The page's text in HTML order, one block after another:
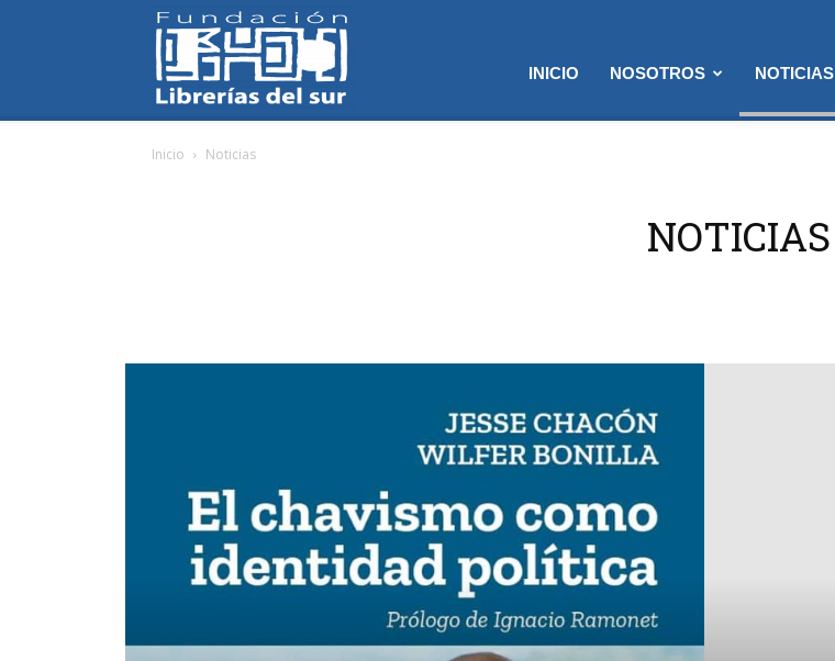
INICIO NOSOTROS NOTICIAS
Inicio Noticias
NOTICIAS